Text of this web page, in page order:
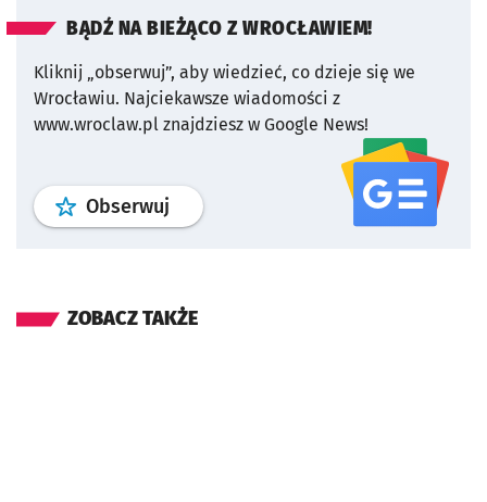
BĄDŹ NA BIEŻĄCO Z WROCŁAWIEM!
Kliknij „obserwuj”, aby wiedzieć, co dzieje się we
Wrocławiu. Najciekawsze wiadomości z
www.wroclaw.pl znajdziesz w Google News!
Obserwuj profil serwisu
ZOBACZ TAKŻE